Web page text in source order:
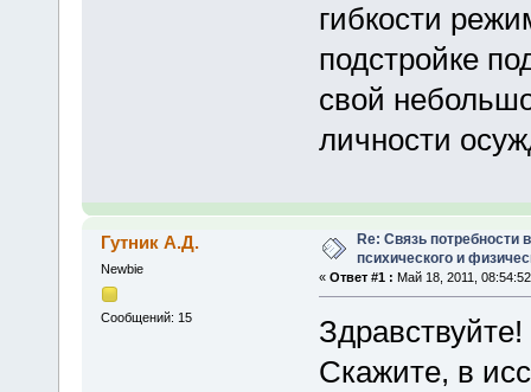
гибкости
подстройке
свой
личности
Гутник А.Д.
Newbie
Сообщений: 15
Re: Связь
психического и
« Ответ #1 : Май 18, 2011,
Здравствуйте!
Скажите, в